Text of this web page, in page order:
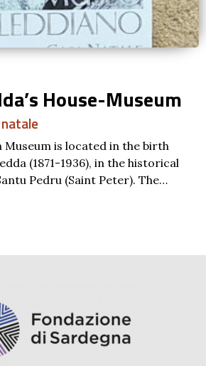
House-Museum
Museum is located in the birth
(1871-1936), in the historical
Pedru (Saint Peter). The…